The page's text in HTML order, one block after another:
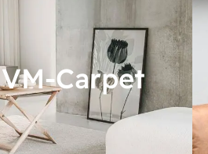
VM-Carpet